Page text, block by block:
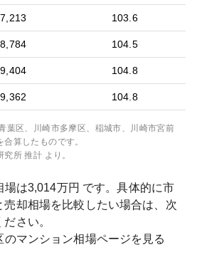
103.6
104.5
104.8
104.8
葉区、川崎市多摩区、稲城市、川崎市宮前
算したものです。
所 推計 より。
場は3,014万円 です。具体的に市
売却相場を比較したい場合は、次
さい。
のマンション相場ページを見る